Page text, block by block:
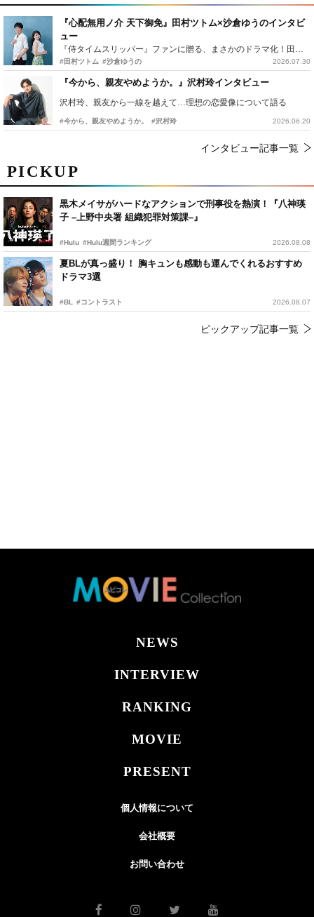
PICKUP
黒木メイサがハードなアクションで刑事役を熱演！『八神瑛
子 –上野中央署 組織犯罪対策課–』
#Hulu #Hulu週間ランキング 2026.08.08
夏BLが真っ盛り！ 胸キュンも感動も運んでくれるおすすめ
ドラマ3選
#BL #コントラスト 2026.08.07
ピックアップ記事一覧
『心配無用ノ介 天下御免』田村ツトム×沙倉ゆうのインタビ
ュー
『侍タイムスリッパー』ファンに贈る、まさかのドラマ化！田村ツトム×沙倉ゆうのが語る『心配無用ノ介』撮影秘話
#田村ツトム #沙倉ゆうの 2026.07.30
『今から、親友やめようか。』沢村玲インタビュー
沢村玲、親友から一線を越えて…理想の恋愛像について語る
#今から、親友やめようか。 #沢村玲 2026.06.20
インタビュー記事一覧
NEWS
INTERVIEW
RANKING
MOVIE
PRESENT
個人情報について
会社概要
お問い合わせ